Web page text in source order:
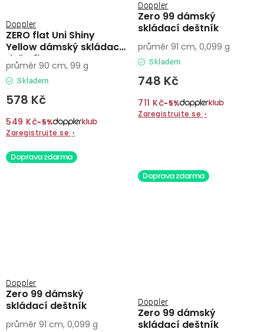
ZERO flat Uni Shiny
Yellow dámský skládací
deštník
Doppler
Skladem
578 Kč
549 Kč−5%
Zaregistrujte se ›
průměr 90 cm, 99 g
Zero 99 dámský
skládací deštník
Doppler
Skladem
748 Kč
711 Kč−5%
Zaregistrujte se ›
průměr 91 cm, 0,099 g
Doprava zdarma
Zero 99 dámský
skládací deštník
Doppler
průměr 91 cm, 0,099 g
Doprava zdarma
Zero 99 dámský
skládací deštník
Doppler